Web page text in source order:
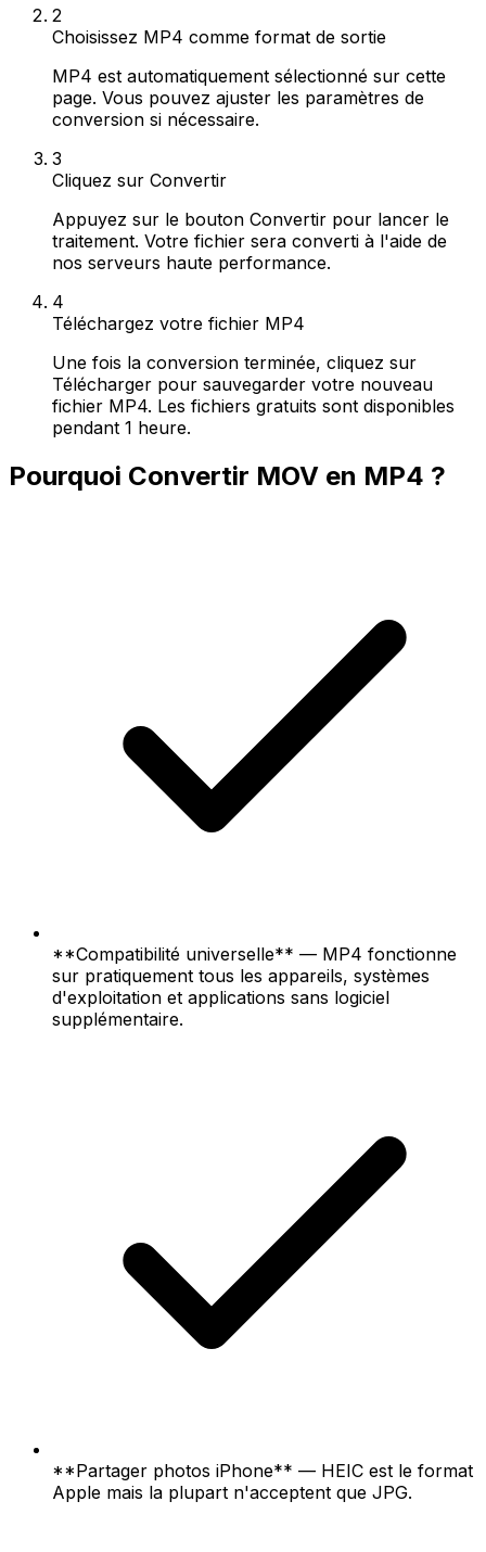
2
Choisissez MP4 comme format de sortie
MP4 est automatiquement sélectionné sur cette
page. Vous pouvez ajuster les paramètres de
conversion si nécessaire.
3
Cliquez sur Convertir
Appuyez sur le bouton Convertir pour lancer le
traitement. Votre fichier sera converti à l'aide de
nos serveurs haute performance.
4
Téléchargez votre fichier MP4
Une fois la conversion terminée, cliquez sur
Télécharger pour sauvegarder votre nouveau
fichier MP4. Les fichiers gratuits sont disponibles
pendant 1 heure.
Pourquoi Convertir MOV en MP4 ?
**Compatibilité universelle** — MP4 fonctionne
sur pratiquement tous les appareils, systèmes
d'exploitation et applications sans logiciel
supplémentaire.
**Partager photos iPhone** — HEIC est le format
Apple mais la plupart n'acceptent que JPG.